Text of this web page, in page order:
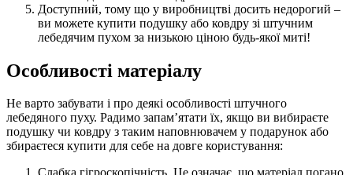
Доступний, тому що у виробництві досить недорогий –
ви можете купити подушку або ковдру зі штучним
лебедячим пухом за низькою ціною будь-якої миті!
Особливості матеріалу
Не варто забувати і про деякі особливості штучного
лебедяного пуху. Радимо запам’ятати їх, якщо ви вибираєте
подушку чи ковдру з таким наповнювачем у подарунок або
збираєтеся купити для себе на довге користування: